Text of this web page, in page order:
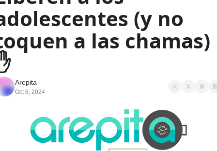
(y no
a las chamas)
Arepita
Oct 8, 2024